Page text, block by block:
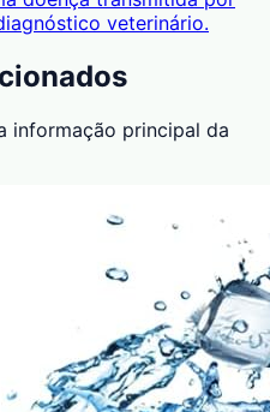
veterinário.
informação principal da